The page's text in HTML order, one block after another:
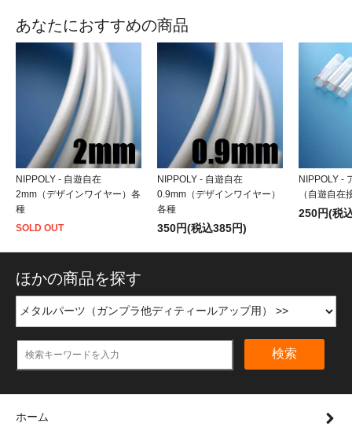
あなたにおすすめの商品
NIPPOLY - 自遊自在
2mm（デザインワイヤー）各
種
SOLD OUT
NIPPOLY - 自遊自在
0.9mm（デザインワイヤー）
各種
350円(税込385円)
NIPPOLY -
（自遊自在
250円(税
ほかの商品を探す
検索
ホーム